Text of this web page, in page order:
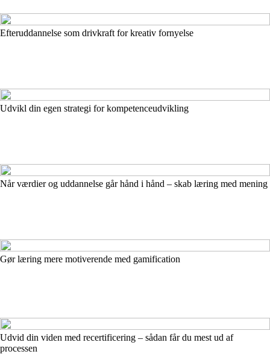
Efteruddannelse som drivkraft for kreativ fornyelse
Udvikl din egen strategi for kompetenceudvikling
Når værdier og uddannelse går hånd i hånd – skab læring med mening
Gør læring mere motiverende med gamification
Udvid din viden med recertificering – sådan får du mest ud af
processen